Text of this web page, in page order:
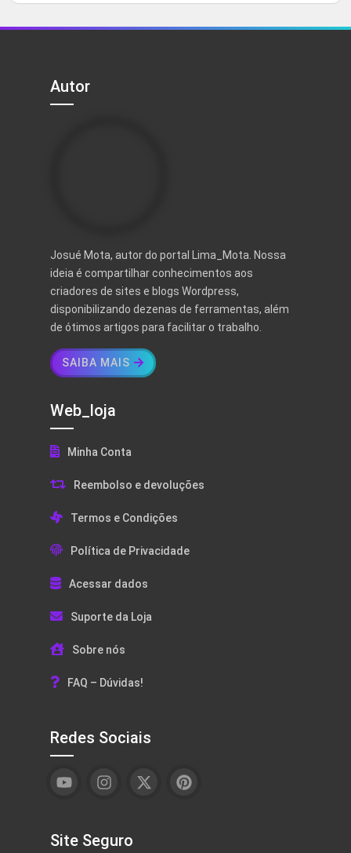
Autor
Josué Mota, autor do portal Lima_Mota. Nossa
ideia é compartilhar conhecimentos aos
criadores de sites e blogs Wordpress,
disponibilizando dezenas de ferramentas, além
de ótimos artigos para facilitar o trabalho.
SAIBA MAIS
Web_loja
Minha Conta
Reembolso e devoluções
Termos e Condições
Política de Privacidade
Acessar dados
Suporte da Loja
Sobre nós
FAQ – Dúvidas!
Redes Sociais
Site Seguro